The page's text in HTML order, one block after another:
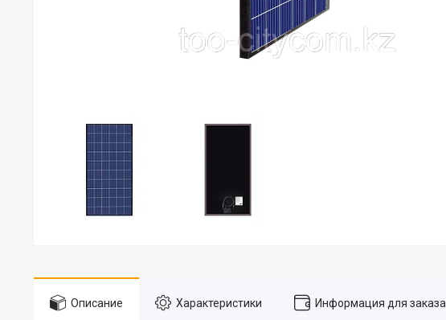
Описание Характеристики Информация для заказа